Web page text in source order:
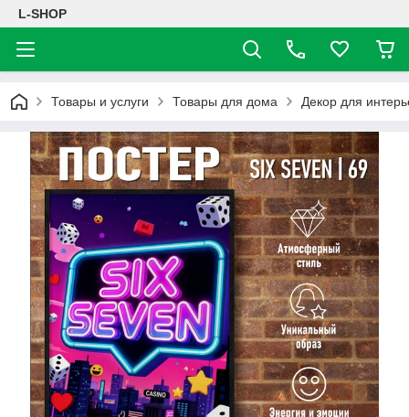
L-SHOP
Товары и услуги Товары для дома Декор для